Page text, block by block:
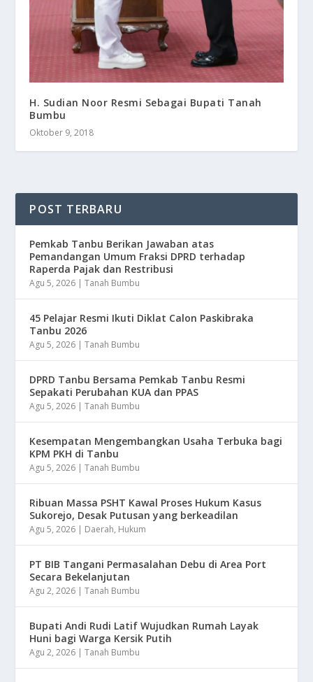
H. Sudian Noor Resmi Sebagai Bupati Tanah
Bumbu
Oktober 9, 2018
POST TERBARU
Pemkab Tanbu Berikan Jawaban atas
Pemandangan Umum Fraksi DPRD terhadap
Raperda Pajak dan Restribusi
Agu 5, 2026 |Tanah Bumbu
45 Pelajar Resmi Ikuti Diklat Calon Paskibraka
Tanbu 2026
Agu 5, 2026 |Tanah Bumbu
DPRD Tanbu Bersama Pemkab Tanbu Resmi
Sepakati Perubahan KUA dan PPAS
Agu 5, 2026 |Tanah Bumbu
Kesempatan Mengembangkan Usaha Terbuka bagi
KPM PKH di Tanbu
Agu 5, 2026 |Tanah Bumbu
Ribuan Massa PSHT Kawal Proses Hukum Kasus
Sukorejo, Desak Putusan yang berkeadilan
Agu 5, 2026 | Daerah, Hukum
PT BIB Tangani Permasalahan Debu di Area Port
Secara Bekelanjutan
Agu 2, 2026 |Tanah Bumbu
Bupati Andi Rudi Latif Wujudkan Rumah Layak
Huni bagi Warga Kersik Putih
Agu 2, 2026 |Tanah Bumbu